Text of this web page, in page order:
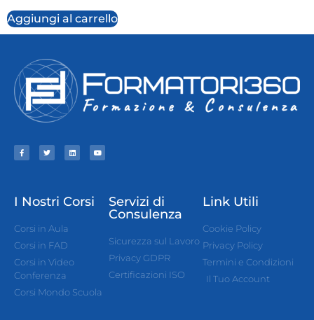
Aggiungi al carrello
I Nostri Corsi
Corsi in Aula
Corsi in FAD
Corsi in Video
Conferenza
Corsi Mondo Scuola
Servizi di
Consulenza
Sicurezza sul Lavoro
Privacy GDPR
Certificazioni ISO
Link Utili
Cookie Policy
Privacy Policy
Termini e Condizioni
Il Tuo Account